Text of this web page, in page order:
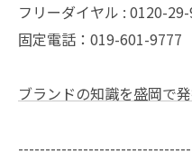
フリーダイヤル : 0120-
固定電話：019-601-9777
ブランドの知識を盛岡で